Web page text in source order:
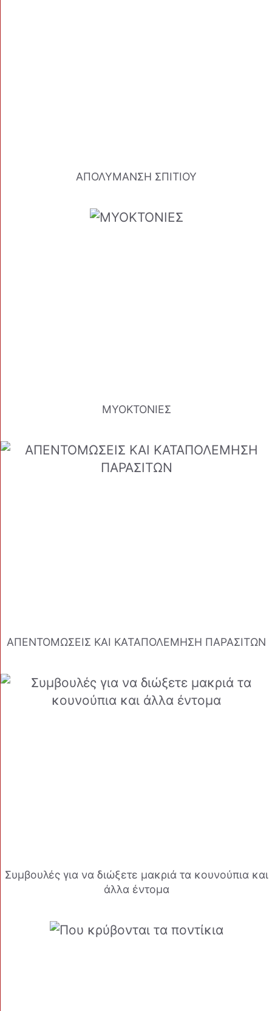
ΑΠΟΛΥΜΑΝΣΗ ΣΠΙΤΙΟΥ
ΜΥΟΚΤΟΝΙΕΣ
ΑΠΕΝΤΟΜΩΣΕΙΣ ΚΑΙ ΚΑΤΑΠΟΛΕΜΗΣΗ ΠΑΡΑΣΙΤΩΝ
Συμβουλές για να διώξετε μακριά τα κουνούπια και
άλλα έντομα